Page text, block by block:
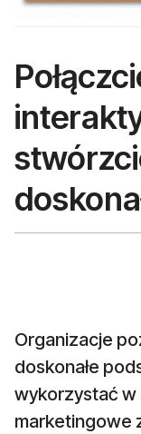
Organizacje
doskonałe
wykorzystać w
marketingowe